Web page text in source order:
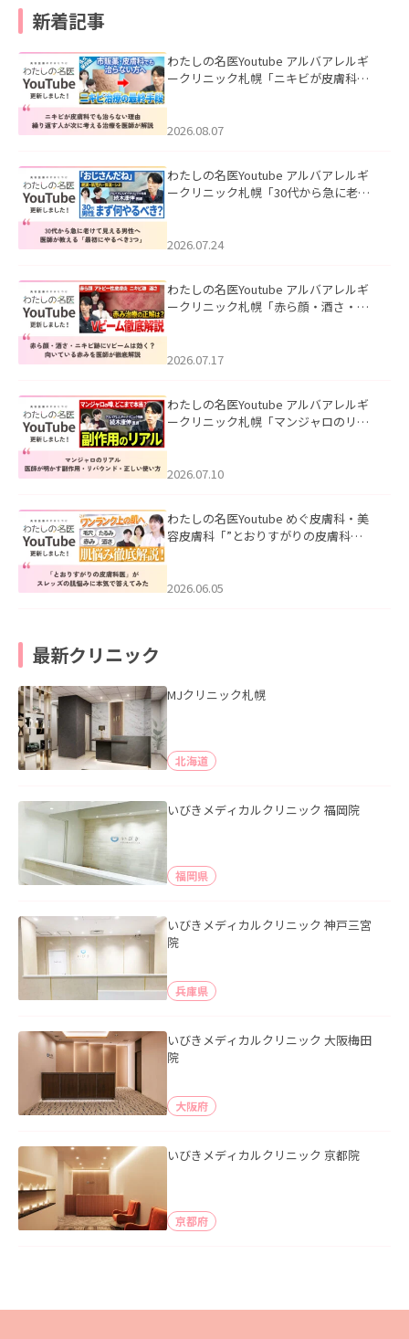
新着記事
わたしの名医Youtube アルバアレルギ
ークリニック札幌「ニキビが皮膚科で
ました。
2026.08.07
わたしの名医Youtube アルバアレルギ
ークリニック札幌「30代から急に老け
た。
2026.07.24
わたしの名医Youtube アルバアレルギ
ークリニック札幌「赤ら顔・酒さ・ニ
した。
2026.07.17
わたしの名医Youtube アルバアレルギ
ークリニック札幌「マンジャロのリア
た。
2026.07.10
わたしの名医Youtube めぐ皮膚科・美
容皮膚科「”とおりすがりの皮膚科
2026.06.05
最新クリニック
MJクリニック札幌
北海道
いびきメディカルクリニック 福岡院
福岡県
いびきメディカルクリニック 神戸三宮
院
兵庫県
いびきメディカルクリニック 大阪梅田
院
大阪府
いびきメディカルクリニック 京都院
京都府